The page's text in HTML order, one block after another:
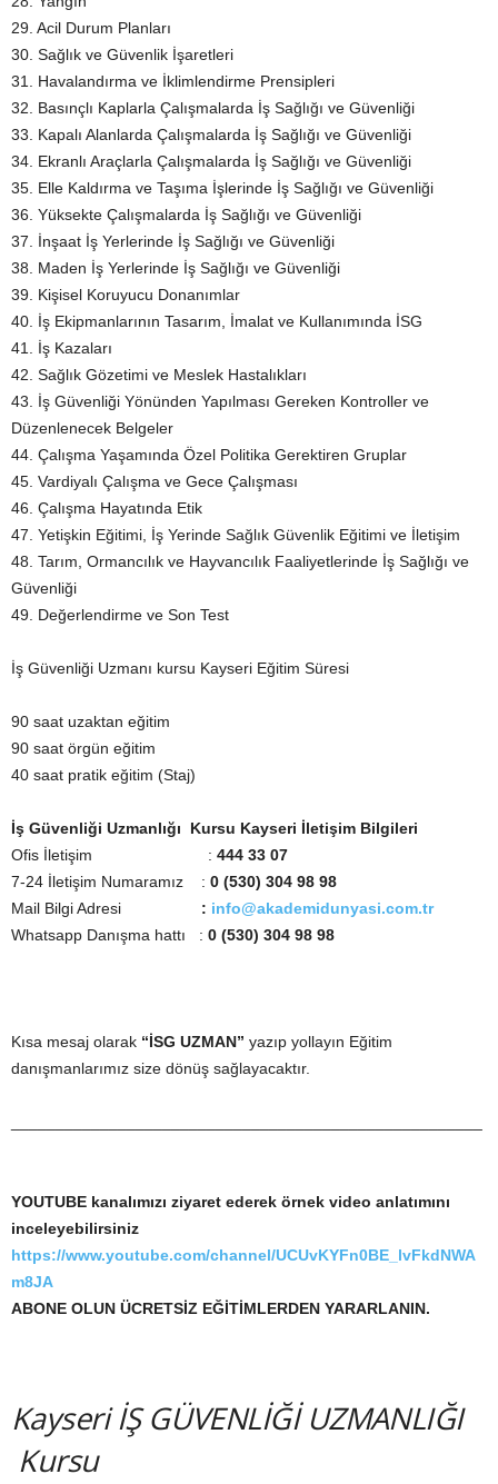
29. Acil Durum Planları
30. Sağlık ve Güvenlik İşaretleri
31. Havalandırma ve İklimlendirme Prensipleri
32. Basınçlı Kaplarla Çalışmalarda İş Sağlığı ve Güvenliği
33. Kapalı Alanlarda Çalışmalarda İş Sağlığı ve Güvenliği
34. Ekranlı Araçlarla Çalışmalarda İş Sağlığı ve Güvenliği
35. Elle Kaldırma ve Taşıma İşlerinde İş Sağlığı ve Güvenliği
36. Yüksekte Çalışmalarda İş Sağlığı ve Güvenliği
37. İnşaat İş Yerlerinde İş Sağlığı ve Güvenliği
38. Maden İş Yerlerinde İş Sağlığı ve Güvenliği
39. Kişisel Koruyucu Donanımlar
40. İş Ekipmanlarının Tasarım, İmalat ve Kullanımında İSG
41. İş Kazaları
42. Sağlık Gözetimi ve Meslek Hastalıkları
43. İş Güvenliği Yönünden Yapılması Gereken Kontroller ve
Düzenlenecek Belgeler
44. Çalışma Yaşamında Özel Politika Gerektiren Gruplar
45. Vardiyalı Çalışma ve Gece Çalışması
46. Çalışma Hayatında Etik
47. Yetişkin Eğitimi, İş Yerinde Sağlık Güvenlik Eğitimi ve İletişim
48. Tarım, Ormancılık ve Hayvancılık Faaliyetlerinde İş Sağlığı ve
Güvenliği
49. Değerlendirme ve Son Test
İş Güvenliği Uzmanı kursu Kayseri Eğitim Süresi
90 saat uzaktan eğitim
90 saat örgün eğitim
40 saat pratik eğitim (Staj)
İş Güvenliği Uzmanlığı Kursu Kayseri İletişim Bilgileri
Ofis İletişim : 444 33 07
7-24 İletişim Numaramız : 0 (530) 304 98 98
Mail Bilgi Adresi
: info@akademidunyasi.com.tr
Whatsapp Danışma hattı
: 0 (530) 304 98 98
Kısa mesaj olarak “İSG UZMAN” yazıp yollayın Eğitim
danışmanlarımız size dönüş sağlayacaktır.
YOUTUBE kanalımızı ziyaret ederek örnek video anlatımını
inceleyebilirsiniz
https://www.youtube.com/channel/UCUvKYFn0BE_lvFkdNWA
m8JA
ABONE OLUN ÜCRETSİZ EĞİTİMLERDEN YARARLANIN.
Kayseri İŞ GÜVENLİĞİ UZMANLIĞI
Kursu